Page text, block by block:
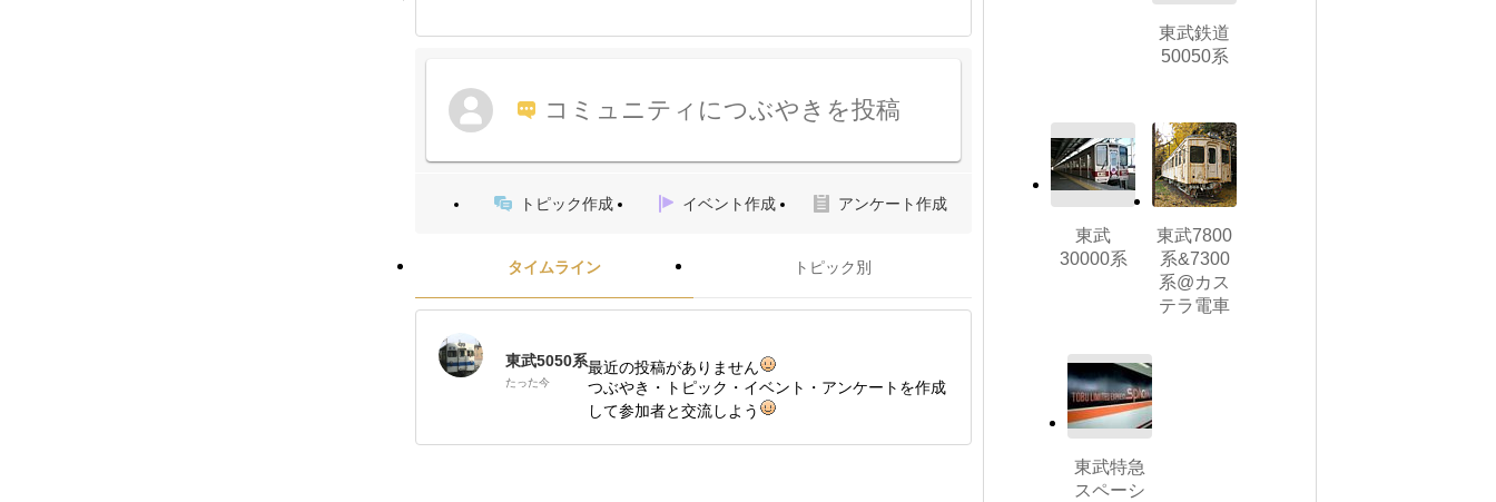
コミュニティにつぶやきを投稿
トピック作成 イベント作成 アンケート作成
タイムライン トピック別
東武5050系
たった今
最近の投稿がありません
つぶやき・トピック・イベント・アンケートを作成
して参加者と交流しよう
東武鉄道
50050系
東武
30000系
東武7800
系&7300
系@カス
テラ電車
東武特急
スペーシ